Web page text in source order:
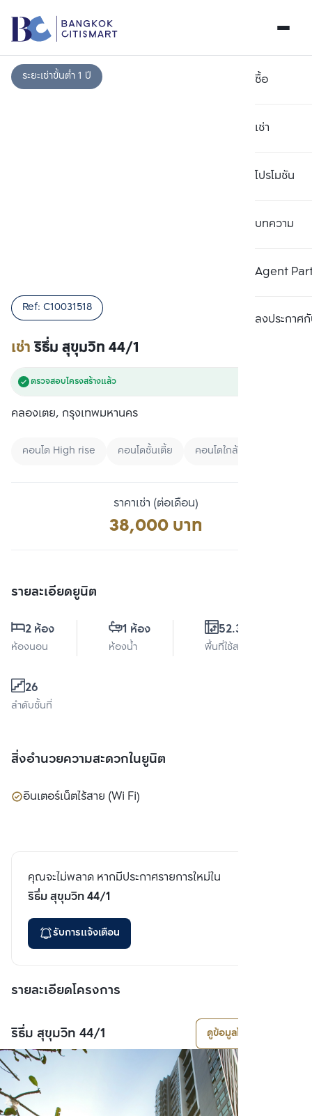
ซื้อ
เช่า
โปรโมชัน
บทความ
Agent
ลงประกาศกั
ระยะเช่าขั้นต่ำ 1 ปี
เช่าริธึ่ม สุขุมวิท 44/1
Ref: C10031518
ตรวจสอบโครงสร้างแล้ว
คลองเตย, กรุงเทพมหานคร
คอนโด High rise คอนโดชั้นเตี้ย คอนโดใกล้มหาลัย
ราคาเช่า (ต่อเดือน)
38,000 บาท
รายละเอียดยูนิต
2 ห้อง
ห้องนอน
1 ห้อง
ห้องน้ำ
52.37 ตร.ม.
พื้นที่ใช้สอย
26
ลำดับชั้นที่
สิ่งอำนวยความสะดวกในยูนิต
อินเตอร์เน็ตไร้สาย (Wi Fi)
คุณจะไม่พลาด หากมีประกาศรายการใหม่ใน
ริธึ่ม สุขุมวิท 44/1
รับการแจ้งเตือน
รายละเอียดโครงการ
ริธึ่ม สุขุมวิท 44/1 ดูข้อมูลโครงการ